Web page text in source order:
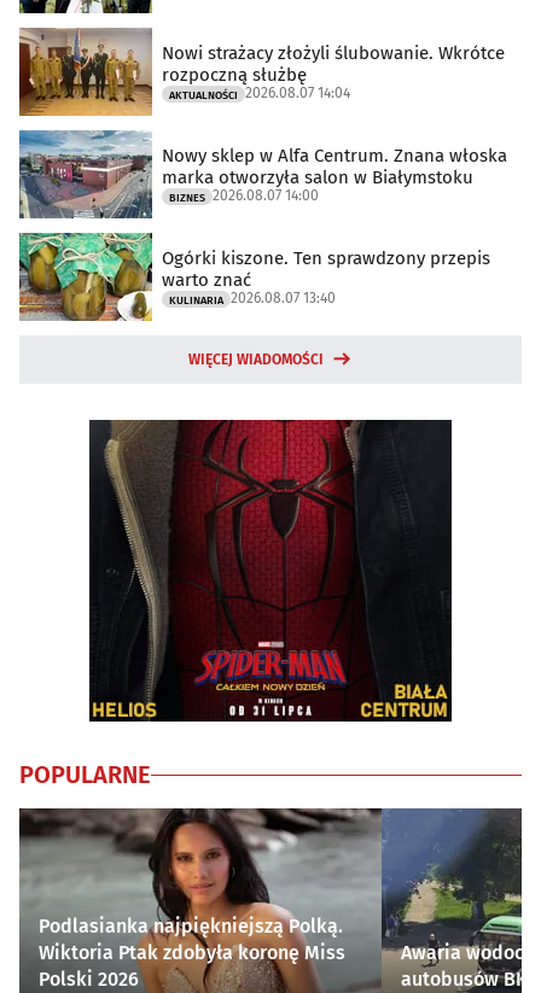
Nowi strażacy złożyli ślubowanie. Wkrótce
rozpoczną służbę
AKTUALNOŚCI 2026.08.07 14:04
Nowy sklep w Alfa Centrum. Znana włoska
marka otworzyła salon w Białymstoku
BIZNES 2026.08.07 14:00
Ogórki kiszone. Ten sprawdzony przepis
warto znać
KULINARIA 2026.08.07 13:40
WIĘCEJ WIADOMOŚCI
POPULARNE
Podlasianka najpiękniejszą Polką.
Wiktoria Ptak zdobyła koronę Miss
Polski 2026
Awaria
autobusów